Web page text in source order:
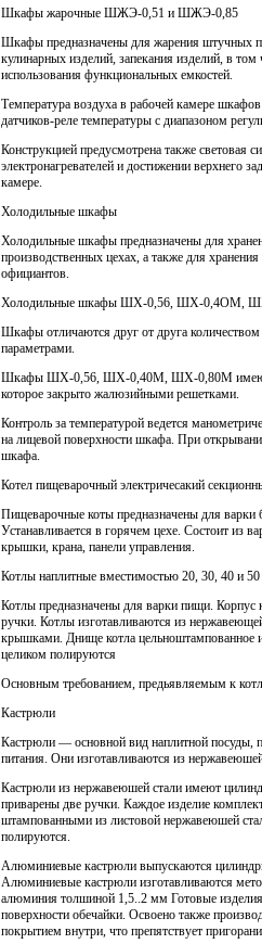
Шкафы жарочные ШЖЭ-0,51 и ШЖЭ-0,85
Шкафы предназначены для жарения штучных
кулинарных изделий, запекания изделий, в
использования функциональных емкостей.
Температура воздуха в рабочей камере
датчиков-реле температуры с диапазоном
Конструкцией предусмотрена также световая
электронагревателей и достижении верхнего
камере.
Холодильные шкафы
Холодильные шкафы предназначены для
производственных цехах, а также для
официантов.
Холодильные шкафы ШХ-0,56, ШХ-
Шкафы отличаются друг от друга
параметрами.
Шкафы ШХ-0,56, ШХ-0,40М, ШХ-0,80М имеют
которое закрыто жалюзийными решетками.
Контроль за температурой ведется
на лицевой поверхности шкафа. При
шкафа.
Котел пищеварочный электричесакий
Пищеварочные коты предназначены для варки
Устанавливается в горячем цехе. Состоит из
крышки, крана, панели управления.
Котлы наплитные вместимостью 20, 30, 40 и 50
Котлы предназначены для варки пищи.
ручки. Котлы изготавливаются из
крышками. Днище котла
целиком полируются
Основным требованием, предьявляемым к
Кастрюли
Кастрюли — основной вид наплитной посуды,
питания. Они изготавливаются из
Кастрюли из нержавеюшей стали имеют
приварены две ручки. Каждое изделие
штампованными из листовой нержавеюшей
полируются.
Алюминиевые кастрюли выпускаются
Алюминиевые кастрюли изготавливаются
алюминия толшиной 1,5..2 мм Готовые
поверхности обечайки. Освоено также
покрытием внутри, что препятствует